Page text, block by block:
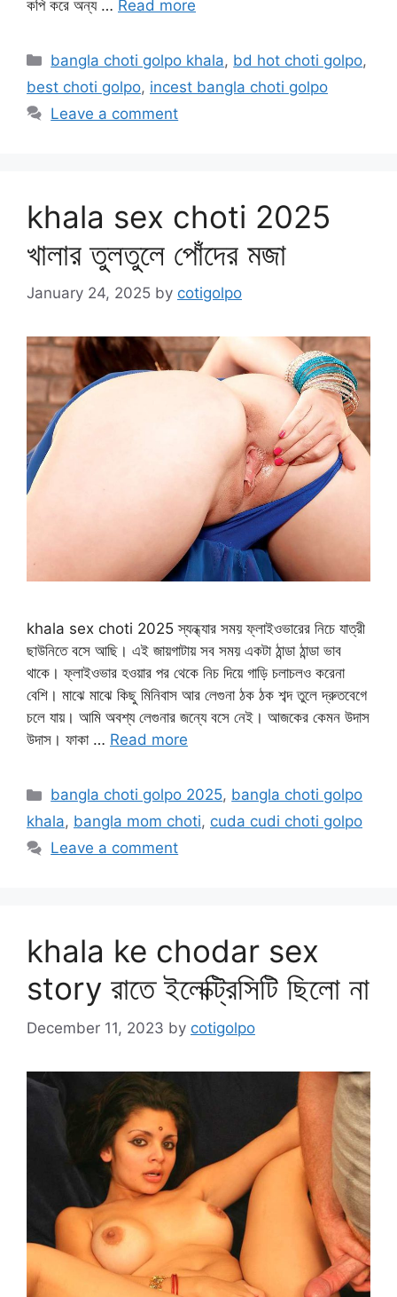
কপি করে অন্য … Read more
Categories
bangla choti golpo khala, bd hot choti golpo,
best choti golpo, incest bangla choti golpo
Leave a comment
khala sex choti 2025
খালার তুলতুলে পোঁদের মজা
January 24, 2025 by cotigolpo
khala sex choti 2025 স্যন্ধ্যার সময় ফ্লাইওভারের নিচে যাত্রী
ছাউনিতে বসে আছি। এই জায়গাটায় সব সময় একটা ঠান্ডা ঠান্ডা ভাব
থাকে। ফ্লাইওভার হওয়ার পর থেকে নিচ দিয়ে গাড়ি চলাচলও করেনা
বেশি। মাঝে মাঝে কিছু মিনিবাস আর লেগুনা ঠক ঠক শব্দ তুলে দ্রুতবেগে
চলে যায়। আমি অবশ্য লেগুনার জন্যে বসে নেই। আজকের কেমন উদাস
উদাস। ফাকা … Read more
Categories
bangla choti golpo 2025, bangla choti golpo
khala, bangla mom choti, cuda cudi choti golpo
Leave a comment
khala ke chodar sex
story রাতে ইলেক্ট্রিসিটি ছিলো না
December 11, 2023 by cotigolpo